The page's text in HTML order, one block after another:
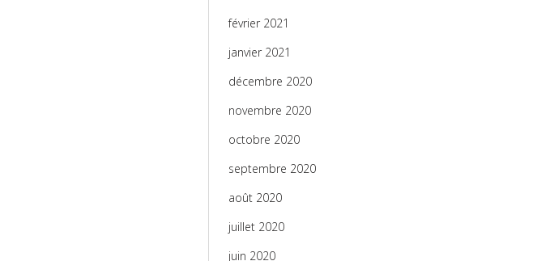
février 2021
janvier 2021
décembre 2020
novembre 2020
octobre 2020
septembre 2020
août 2020
juillet 2020
juin 2020